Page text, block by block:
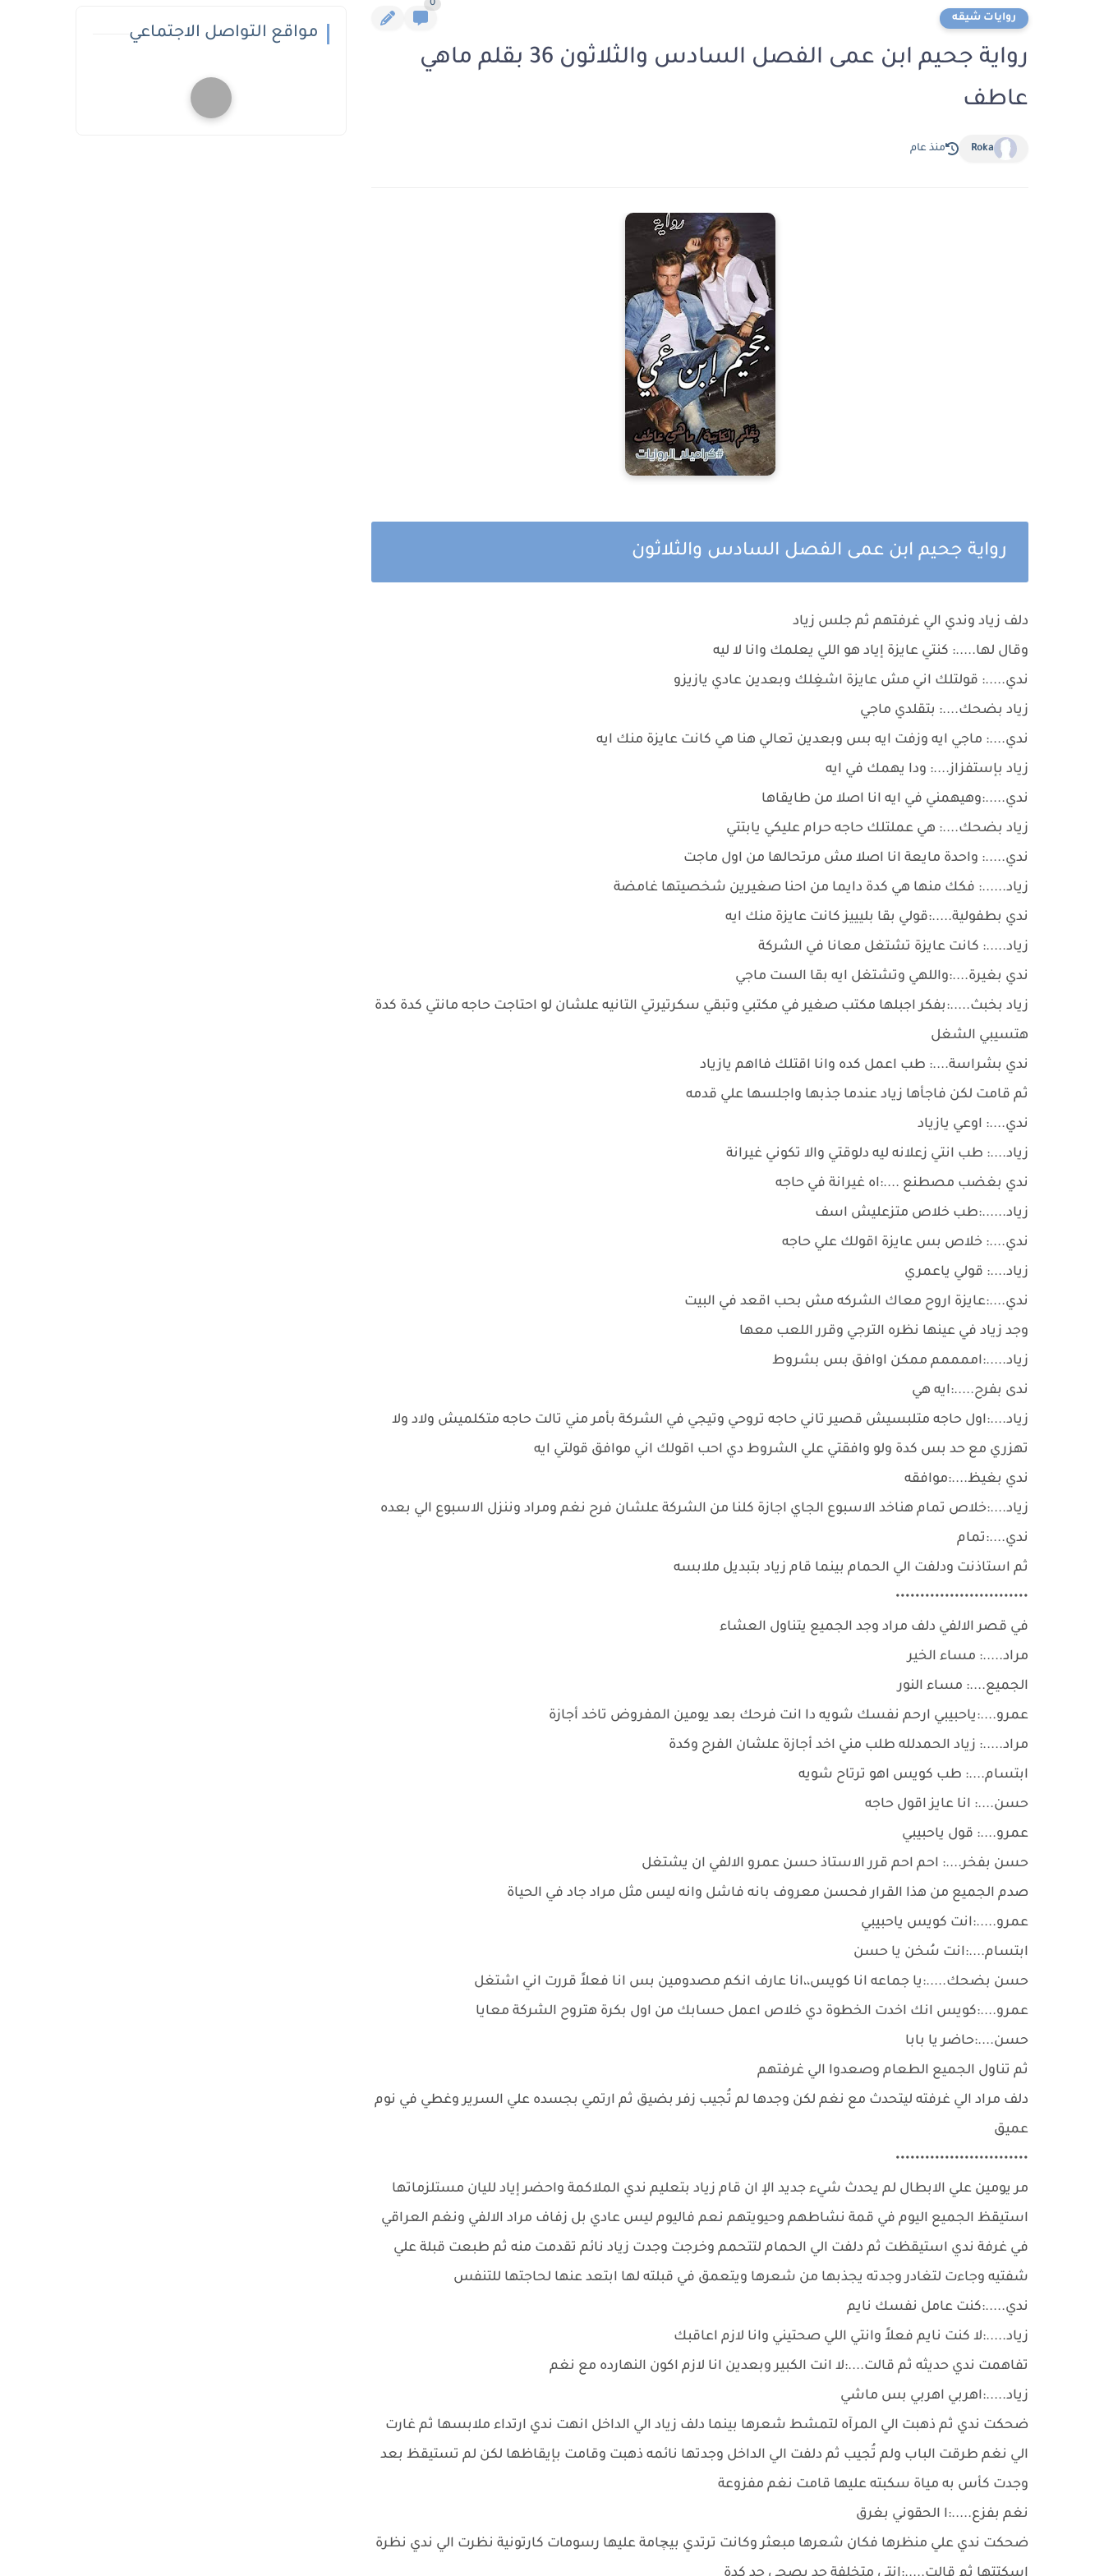
روايات شيقه
0
رواية جحيم ابن عمى الفصل السادس والثلاثون 36 بقلم ماهي
عاطف
Roka منذ عام
رواية جحيم ابن عمى الفصل السادس والثلاثون
دلف زياد وندي الي غرفتهم ثم جلس زياد
وقال لها.....: كنتي عايزة إياد هو اللي يعلمك وانا لا ليه
ندي.....: قولتلك اني مش عايزة اشغِلك وبعدين عادي يازيزو
زياد بضحك....: بتقلدي ماجي
ندي....: ماجي ايه وزفت ايه بس وبعدين تعالي هنا هي كانت عايزة منك ايه
زياد بإستفزاز....: ودا يهمك في ايه
ندي.....:وهيهمني في ايه انا اصلا من طايقاها
زياد بضحك....: هي عملتلك حاجه حرام عليكي يابتتي
ندي.....: واحدة مايعة انا اصلا مش مرتحالها من اول ماجت
زياد......: فكك منها هي كدة دايما من احنا صغيرين شخصيتها غامضة
ندي بطفولية.....:قولي بقا بليييز كانت عايزة منك ايه
زياد.....: كانت عايزة تشتغل معانا في الشركة
ندي بغيرة....:واللهي وتشتغل ايه بقا الست ماجي
زياد بخبث.....:بفكر اجبلها مكتب صغير في مكتبي وتبقي سكرتيرتي التانيه علشان لو احتاجت حاجه مانتي كدة كدة
هتسيبي الشغل
ندي بشراسة....: طب اعمل كده وانا اقتلك فااهم يازياد
ثم قامت لكن فاجأها زياد عندما جذبها واجلسها علي قدمه
ندي....: اوعي يازياد
زياد....: طب انتي زعلانه ليه دلوقتي والا تكوني غيرانة
ندي بغضب مصطنع ....:اه غيرانة في حاجه
زياد......:طب خلاص متزعليش اسف
ندي....: خلاص بس عايزة اقولك علي حاجه
زياد....: قولي ياعمري
ندي....:عايزة اروح معاك الشركه مش بحب اقعد في البيت
وجد زياد في عينها نظره الترجي وقرر اللعب معها
زياد.....:اممممم ممكن اوافق بس بشروط
ندى بفرح.....:ايه هي
زياد....:اول حاجه متلبسيش قصير تاني حاجه تروحي وتيجي في الشركة بأمر مني تالت حاجه متكلميش ولاد ولا
تهزري مع حد بس كدة ولو وافقتي علي الشروط دي احب اقولك اني موافق قولتي ايه
ندي بغيظ....:موافقه
زياد....:خلاص تمام هناخد الاسبوع الجاي اجازة كلنا من الشركة علشان فرح نغم ومراد وننزل الاسبوع الي بعده
ندي....:تمام
ثم استاذنت ودلفت الي الحمام بينما قام زياد بتبديل ملابسه
•••••••••••••••••••••••••••
في قصر الالفي دلف مراد وجد الجميع يتناول العشاء
مراد.....: مساء الخير
الجميع....: مساء النور
عمرو....:ياحبيبي ارحم نفسك شويه دا انت فرحك بعد يومين المفروض تاخد أجازة
مراد.....: زياد الحمدلله طلب مني اخد أجازة علشان الفرح وكدة
ابتسام....: طب كويس اهو ترتاح شويه
حسن....: انا عايز اقول حاجه
عمرو....: قول ياحبيبي
حسن بفخر....: احم احم قرر الاستاذ حسن عمرو الالفي ان يشتغل
صدم الجميع من هذا القرار فحسن معروف بانه فاشل وانه ليس مثل مراد جاد في الحياة
عمرو.....:انت كويس ياحبيبي
ابتسام....:انت سُخن يا حسن
حسن بضحك.....:يا جماعه انا كويس،،انا عارف انكم مصدومين بس انا فعلاً قررت اني اشتغل
عمرو....:كويس انك اخدت الخطوة دي خلاص اعمل حسابك من اول بكرة هتروح الشركة معايا
حسن....:حاضر يا بابا
ثم تناول الجميع الطعام وصعدوا الي غرفتهم
دلف مراد الي غرفته ليتحدث مع نغم لكن وجدها لم تُجيب زفر بضيق ثم ارتمي بجسده علي السرير وغطي في نوم
عميق
•••••••••••••••••••••••••••
مر يومين علي الابطال لم يحدث شيء جديد الإ ان قام زياد بتعليم ندي الملاكمة واحضر إياد لليان مستلزماتها
استيقظ الجميع اليوم في قمة نشاطهم وحيويتهم نعم فاليوم ليس عادي بل زفاف مراد الالفي ونغم العراقي
في غرفة ندي استيقظت ثم دلفت الي الحمام لتتحمم وخرجت وجدت زياد نائم تقدمت منه ثم طبعت قبلة علي
شفتيه وجاءت لتغادر وجدته يجذبها من شعرها ويتعمق في قبلته لها ابتعد عنها لحاجتها للتنفس
ندي.....:كنت عامل نفسك نايم
زياد.....:لا كنت نايم فعلاً وانتي اللي صحتيني وانا لازم اعاقبك
تفاهمت ندي حديثه ثم قالت....:لا انت الكبير وبعدين انا لازم اكون النهارده مع نغم
زياد.....:اهربي اهربي بس ماشي
ضحكت ندي ثم ذهبت الي المرآه لتمشط شعرها بينما دلف زياد الي الداخل انهت ندي ارتداء ملابسها ثم غارت
الي نغم طرقت الباب ولم تُجيب ثم دلفت الي الداخل وجدتها نائمه ذهبت وقامت بإيقاظها لكن لم تستيقظ بعد
وجدت كأس به مياة سكبته عليها قامت نغم مفزوعة
نغم بفزع.....:ا الحقوني بغرق
ضحكت ندي علي منظرها فكان شعرها مبعثر وكانت ترتدي بيچامة عليها رسومات كارتونية نظرت الي ندي نظرة
مواقع التواصل الاجتماعي